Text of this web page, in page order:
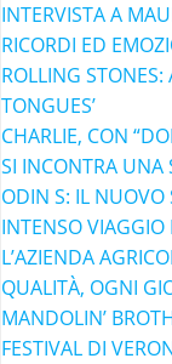
INTERVISTA A
RICORDI ED
ROLLING STONES:
TONGUES’
CHARLIE, CON
SI INCONTRA UNA
ODIN S: IL NUOVO
INTENSO
L’AZIENDA
QUALITÀ, OGNI
MANDOLIN’
FESTIVAL DI